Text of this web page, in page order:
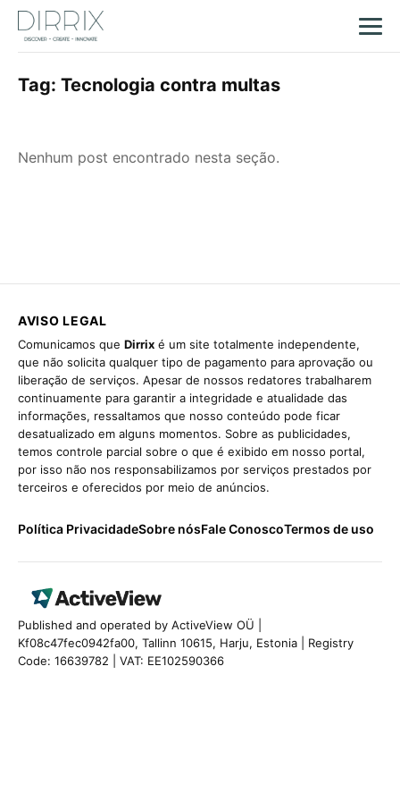
Tag: Tecnologia contra multas
Nenhum post encontrado nesta seção.
AVISO LEGAL
Comunicamos que Dirrix é um site totalmente independente,
que não solicita qualquer tipo de pagamento para aprovação ou
liberação de serviços. Apesar de nossos redatores trabalharem
continuamente para garantir a integridade e atualidade das
informações, ressaltamos que nosso conteúdo pode ficar
desatualizado em alguns momentos. Sobre as publicidades,
temos controle parcial sobre o que é exibido em nosso portal,
por isso não nos responsabilizamos por serviços prestados por
terceiros e oferecidos por meio de anúncios.
Política PrivacidadeSobre nósFale ConoscoTermos de uso
Published and operated by ActiveView OÜ |
Kf08c47fec0942fa00, Tallinn 10615, Harju, Estonia | Registry
Code: 16639782 | VAT: EE102590366